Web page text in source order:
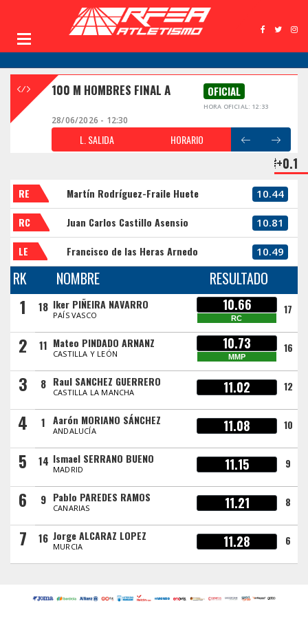
100 M HOMBRES FINAL A OFICIAL
HORA OFICIAL: 12:33
28/06/2026 - 12:30
L. SALIDA HORARIO
+0.1
RE Martín Rodríguez-Fraile Huete 10.44
RC Juan Carlos Castillo Asensio 10.81
LE Francisco de las Heras Arnedo 10.49
RK NOMBRE RESULTADO
1 18 Iker PIÑEIRA NAVARRO
PAÍS VASCO
10.66
RC
17
2 11 Mateo PINDADO ARNANZ
CASTILLA Y LEÓN
10.73
MMP
16
3 8 Raul SANCHEZ GUERRERO
CASTILLA LA MANCHA 11.02 12
4 1 Aarón MORIANO SÁNCHEZ
ANDALUCÍA 11.08 10
5 14 Ismael SERRANO BUENO
MADRID 11.15 9
6 9 Pablo PAREDES RAMOS
CANARIAS 11.21 8
7 16 Jorge ALCARAZ LOPEZ
MURCIA 11.28 6